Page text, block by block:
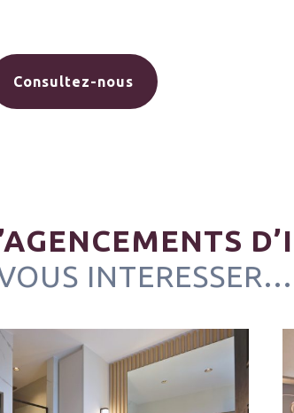
Consultez-nous
INTERESSER…